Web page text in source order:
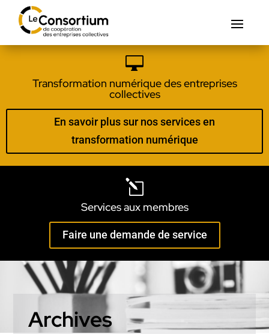

Transformation numérique des entreprises
collectives
En savoir plus sur nos services en
transformation numérique
l
Services aux membres
Faire une demande de service
Archives